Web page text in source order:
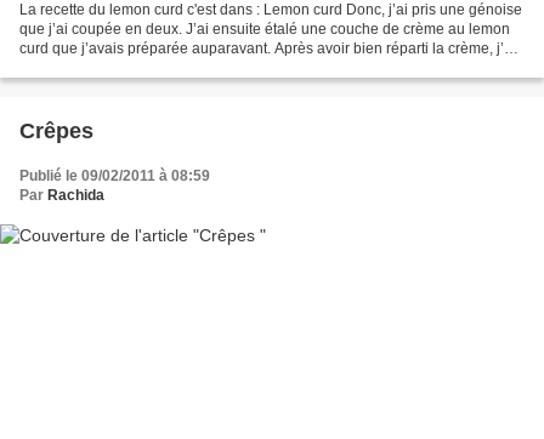
La recette du lemon curd c'est dans : Lemon curd Donc, j’ai pris une génoise
que j’ai coupée en deux. J’ai ensuite étalé une couche de crème au lemon
curd que j’avais préparée auparavant. Après avoir bien réparti la crème, j’ai
Crêpes
Publié le 09/02/2011 à 08:59
Par Rachida